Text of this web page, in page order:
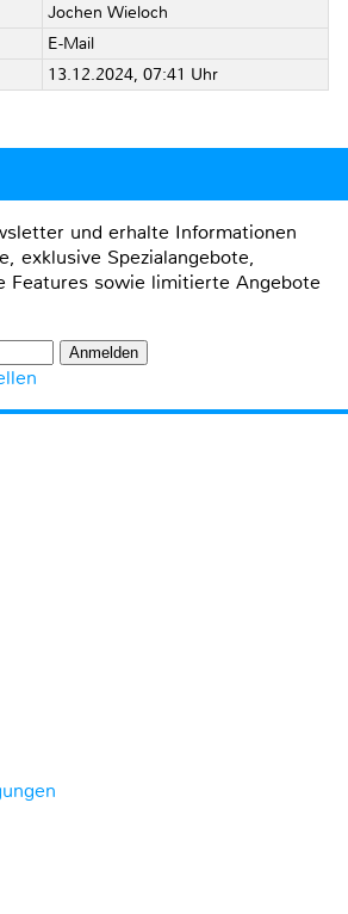
Jochen Wieloch
E-Mail
13.12.2024, 07:41 Uhr
und erhalte Informationen
exklusive Spezialangebote,
Features sowie limitierte Angebote